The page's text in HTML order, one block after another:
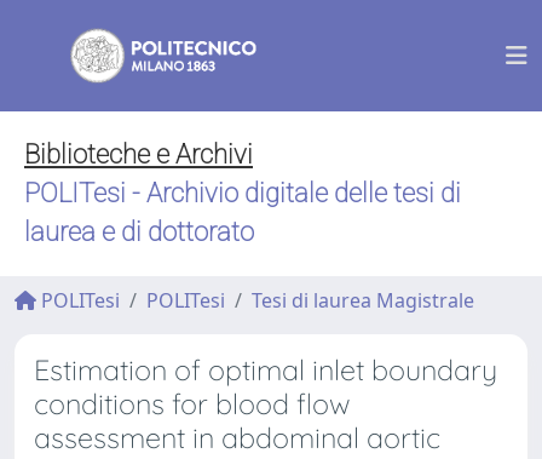
Biblioteche e Archivi
POLITesi - Archivio digitale delle tesi di
laurea e di dottorato
POLITesi POLITesi Tesi di laurea Magistrale
Estimation of optimal inlet boundary
conditions for blood flow
assessment in abdominal aortic